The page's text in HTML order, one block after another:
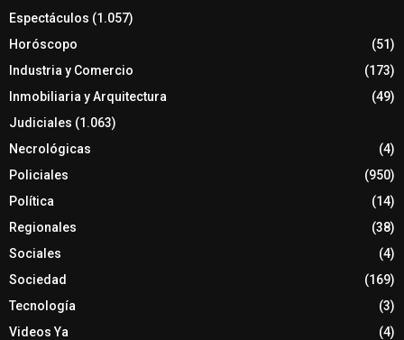
Espectáculos (1.057)
Horóscopo
(51)
Industria y Comercio
(173)
Inmobiliaria y Arquitectura
(49)
Judiciales (1.063)
Necrológicas
(4)
Policiales
(950)
Política
(14)
Regionales
(38)
Sociales
(4)
Sociedad
(169)
Tecnología
(3)
Videos Ya
(4)